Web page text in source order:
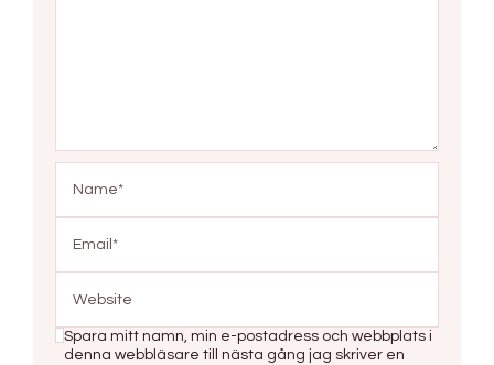
Spara mitt namn, min e-postadress och webbplats i
denna webbläsare till nästa gång jag skriver en